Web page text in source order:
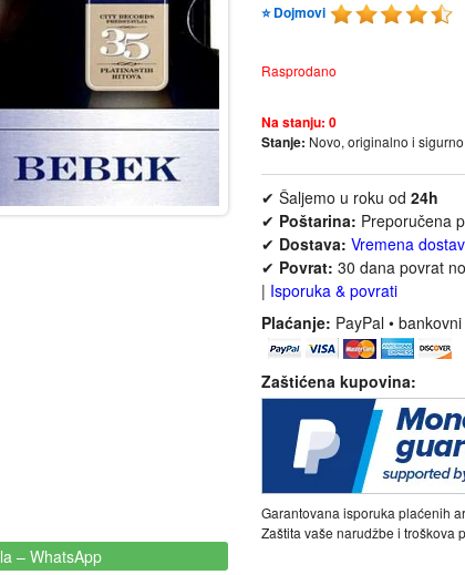
– WhatsApp
⭐ Dojmovi
Rasprodano
Na stanju: 0
Stanje: Novo, originalno i
✔ Šaljemo u roku od 24h
✔ Poštarina: Preporučena
✔ Dostava: Vremena
✔ Povrat: 30 dana povrat
| Isporuka & povrati
Plaćanje: PayPal •
Zaštićena kupovina:
Garantovana isporuka plaćenih
Zaštita vaše narudžbe i troškova